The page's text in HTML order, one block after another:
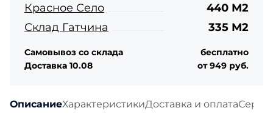
ОписаниеХарактеристикиДоставка и оплата
Красное Село
440 М2
Склад Гатчина
335 М2
Самовывоз со склада
бесплатно
Доставка 10.08
от 949 руб.